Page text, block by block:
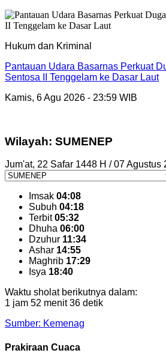
Hukum dan Kriminal
Pantauan Udara Basarnas Perkuat
Sentosa II Tenggelam ke Dasar Laut
Kamis, 6 Agu 2026 - 23:59 WIB
Wilayah: SUMENEP
Jum'at, 22 Safar 1448 H / 07 Agustus
Imsak 04:08
Subuh 04:18
Terbit05:32
Dhuha 06:00
Dzuhur 11:34
Ashar 14:55
Maghrib 17:29
Isya 18:40
Waktu sholat berikutnya dalam:
1 jam 52 menit 36 detik
Sumber: Kemenag
Prakiraan Cuaca